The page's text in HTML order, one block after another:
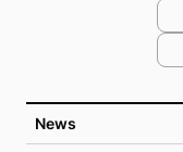
News